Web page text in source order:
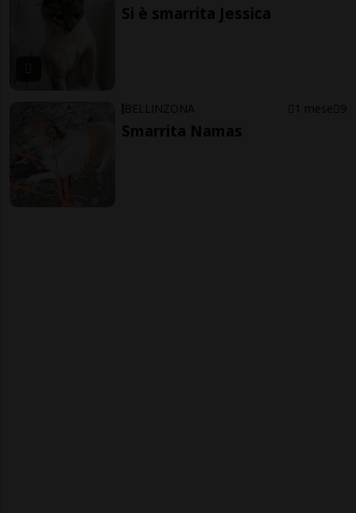
Si è smarrita Jessica
BELLINZONA 1 mese 9
Smarrita Namas